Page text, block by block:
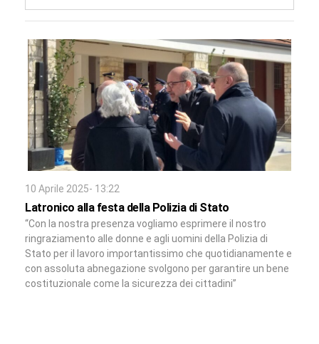
10 Aprile 2025- 13:22
Latronico alla festa della Polizia di Stato
“Con la nostra presenza vogliamo esprimere il nostro
ringraziamento alle donne e agli uomini della Polizia di
Stato per il lavoro importantissimo che quotidianamente e
con assoluta abnegazione svolgono per garantire un bene
costituzionale come la sicurezza dei cittadini”